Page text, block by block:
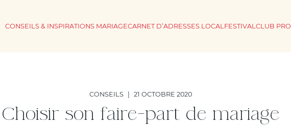
CONSEILS & INSPIRATIONS MARIAGECARNET D’ADRESSES LOCALFESTIVALCLUB PRO
CONSEILS 21 OCTOBRE 2020
Choisir son faire-part de mariage